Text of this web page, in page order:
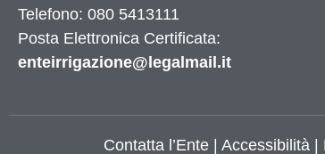
Telefono: 080 5413111
Posta Elettronica Certificata:
enteirrigazione@legalmail.it
Contatta l’Ente| Accessibilità|